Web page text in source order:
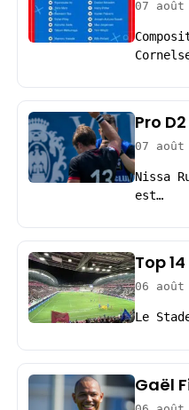
07 août
Pro
07 août
Nissa
est…
Top
06 août
Le
Gaël